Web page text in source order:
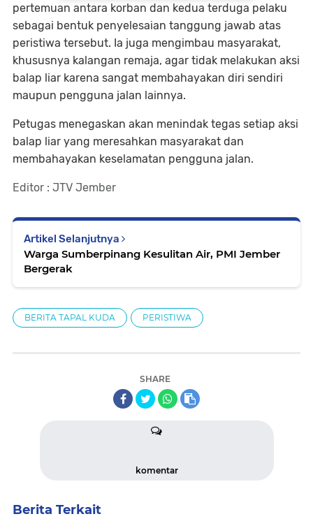
pertemuan antara korban dan kedua terduga pelaku
sebagai bentuk penyelesaian tanggung jawab atas
peristiwa tersebut. Ia juga mengimbau masyarakat,
khususnya kalangan remaja, agar tidak melakukan aksi
balap liar karena sangat membahayakan diri sendiri
maupun pengguna jalan lainnya.
Petugas menegaskan akan menindak tegas setiap aksi
balap liar yang meresahkan masyarakat dan
membahayakan keselamatan pengguna jalan.
Editor : JTV Jember
Artikel Selanjutnya
Warga Sumberpinang Kesulitan Air, PMI Jember
Bergerak
BERITA TAPAL KUDA PERISTIWA
SHARE
komentar
Berita Terkait